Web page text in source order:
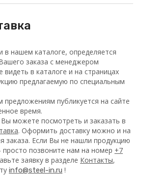
в нашем каталоге, определяется
заказа с менеджером
в каталоге и на страницах
предлагаемую по специальным
предложениям публикуется на сайте
время.
можете посмотреть и заказать в
. Оформить доставку можно и на
заказа. Если Вы не нашли продукцию
позвоните нам на номер +7
заявку в разделе Контакты,
info@steel-in.ru !